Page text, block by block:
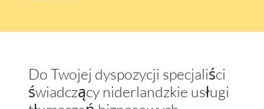
Do Twojej dyspozycji specjaliści
świadczący niderlandzkie usługi